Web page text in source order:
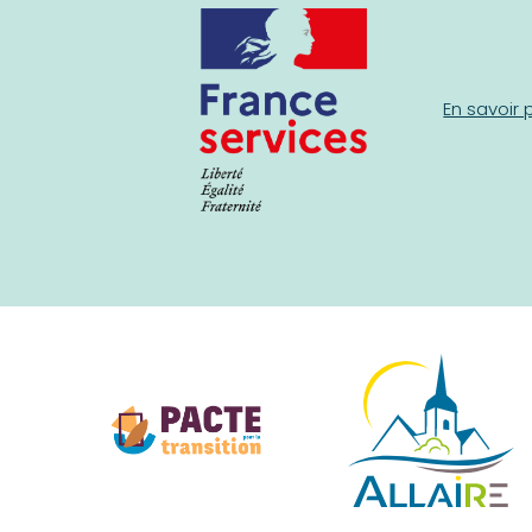
En savoir